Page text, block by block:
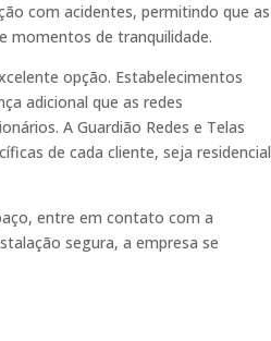
com acidentes, permitindo que as
momentos de tranquilidade.
opção. Estabelecimentos
adicional que as redes
A Guardião Redes e Telas
de cada cliente, seja residencial
entre em contato com a
segura, a empresa se